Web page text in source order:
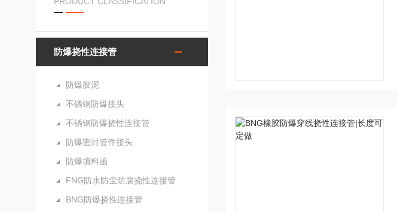
防爆挠性连接管
防爆胶泥
不锈钢防爆接头
不锈钢防爆挠性连接管
防爆密封管件接头
防爆填料函
FNG防水防尘防腐挠性连接管
BNG防爆挠性连接管